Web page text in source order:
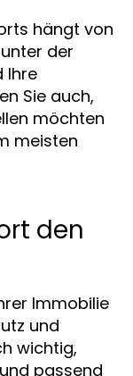
hängt von
der
Ihre
Sie auch,
möchten
meisten
den
Immobilie
und
wichtig,
passend